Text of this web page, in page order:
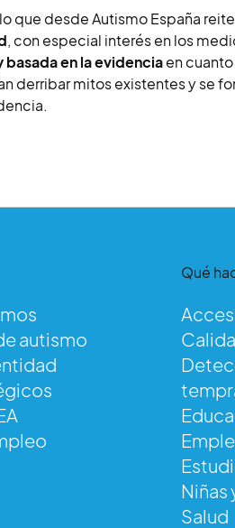
que desde Autismo España
, con especial interés en los
basada en la evidenciaen
derribar mitos existentes y se
autismo
Qué
Niñas
Salud